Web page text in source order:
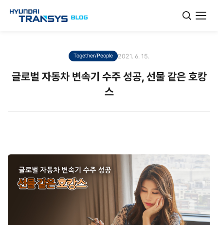
Together/People 2021. 6. 15.
글로벌 자동차 변속기 수주 성공, 선물 같은 호캉
스